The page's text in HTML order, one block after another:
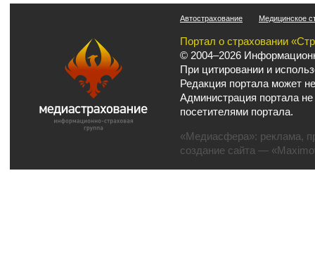
Автострахование Медицинское
Портал о страховании
© 2004–2026
При цитировании и
Редакция портала может
Администрация портала
посетителями портала.
«Медиасфера»: реклама,
создание сайта —